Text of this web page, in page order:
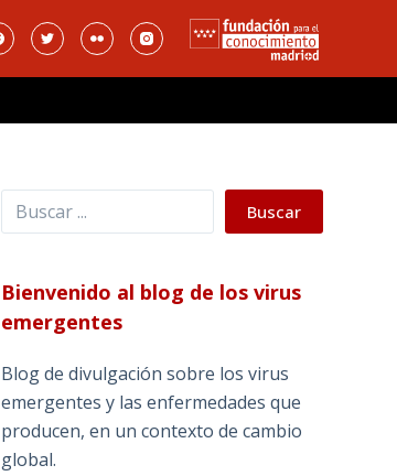
Buscar Buscar
Bienvenido al blog de los virus
emergentes
Blog de divulgación sobre los virus
emergentes y las enfermedades que
producen, en un contexto de cambio
global.